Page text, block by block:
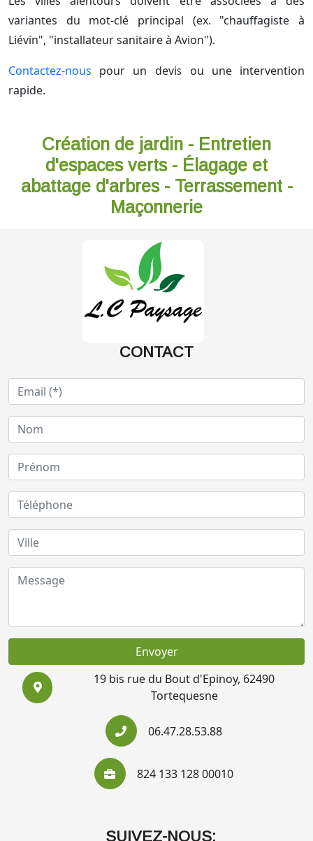
variantes du mot-clé principal (ex. "chauffagiste à
Liévin", "installateur sanitaire à Avion").
Contactez-nous pour un devis ou une intervention
rapide.
Création de jardin - Entretien
d'espaces verts - Élagage et
abattage d'arbres - Terrassement -
Maçonnerie
CONTACT
Envoyer
19 bis rue du Bout d'Epinoy, 62490
Tortequesne
06.47.28.53.88
824 133 128 00010
SUIVEZ-NOUS: